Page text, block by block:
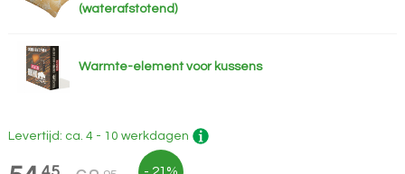
(waterafstotend)
Warmte-element voor kussens
Levertijd: ca. 4 - 10 werkdagen